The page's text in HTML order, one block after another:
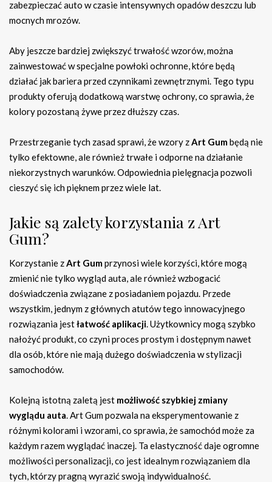
zabezpieczać auto w czasie intensywnych opadów deszczu lub
mocnych mrozów.
Aby jeszcze bardziej zwiększyć trwałość wzorów, można
zainwestować w specjalne powłoki ochronne, które będą
działać jak bariera przed czynnikami zewnętrznymi. Tego typu
produkty oferują dodatkową warstwę ochrony, co sprawia, że
kolory pozostaną żywe przez dłuższy czas.
Przestrzeganie tych zasad sprawi, że wzory zArt Gumbędą nie
tylko efektowne, ale również trwałe i odporne na działanie
niekorzystnych warunków. Odpowiednia pielęgnacja pozwoli
cieszyć się ich pięknem przez wiele lat.
Jakie są zalety korzystania z Art
Gum?
Korzystanie zArt Gumprzynosi wiele korzyści, które mogą
zmienić nie tylko wygląd auta, ale również wzbogacić
doświadczenia związane z posiadaniem pojazdu. Przede
wszystkim, jednym z głównych atutów tego innowacyjnego
rozwiązania jestłatwość aplikacji. Użytkownicy mogą szybko
nałożyć produkt, co czyni proces prostym i dostępnym nawet
dla osób, które nie mają dużego doświadczenia w stylizacji
samochodów.
Kolejną istotną zaletą jest możliwość szybkiej zmiany
wyglądu auta. Art Gum pozwala na eksperymentowanie z
różnymi kolorami i wzorami, co sprawia, że samochód może za
każdym razem wyglądać inaczej. Ta elastyczność daje ogromne
możliwości personalizacji, co jest idealnym rozwiązaniem dla
tych, którzy pragną wyrazić swoją indywidualność.